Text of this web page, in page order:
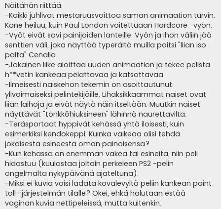
Näitähän riittää:
-Kaikki juhlivat mestaruusvoittoa saman animaation turvin.
Kane heiluu, kuin Paul London voitettuaan Hardcore -vyön.
-Vyöt eivät sovi painijoiden lanteille. Vyön ja ihon väliin jää
senttien väli, joka näyttää typerältä muilla paitsi "liian iso
paita" Cenalla.
-Jokainen liike aloittaa uuden animaation ja tekee pelistä
h**vetin kankeaa pelattavaa ja katsottavaa.
-Ilmeisesti naiskehon tekemin on osoittautunut
ylivoimaiseksi pelintekijöille. Lihaksikkaammat naiset ovat
liian laihoja ja eivät näytä näin itseltään. Muutkin naiset
näyttävät "tönkköhiuksineen" lähinnä naurettavilta.
-Teräsportaat hyppivät kehässä yhtä iloisesti, kuin
esimerkiksi kendokeppi. Kuinka vaikeaa olisi tehdä
jokaisesta esineestä oman painoisensa?
-Kun kehässä on enemmän väkeä tai esineitä, niin peli
hidastuu (kuulostaa joltain perkeleen PS2 -pelin
ongelmalta nykypäivänä ajateltuna).
-Miksi ei kuvia voisi ladata kovalevyltä peliin kankean paint
toll -järjestelmän tilalle? Okei, ehkä halutaan estää
vaginan kuvia nettipeleissä, mutta kuitenkin.